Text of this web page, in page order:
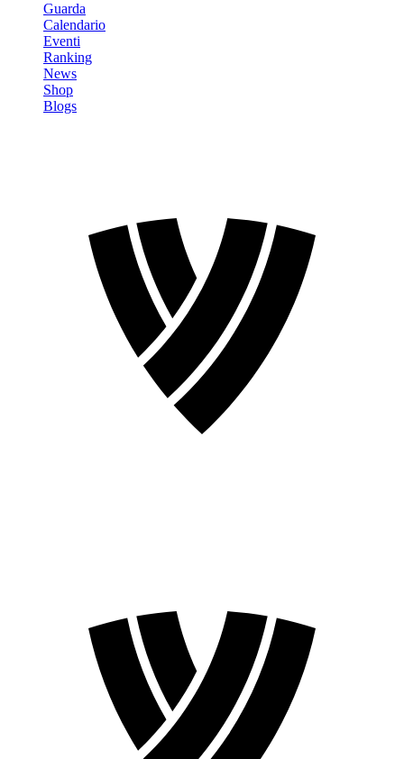
Guarda
Calendario
Eventi
Ranking
News
Shop
Blogs